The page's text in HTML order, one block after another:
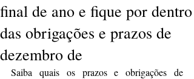
final de ano e fique por dentro
das obrigações e prazos de
dezembro de
Saiba quais os prazos e obrigações de